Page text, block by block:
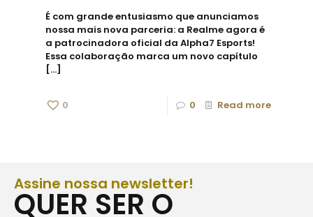
É com grande entusiasmo que anunciamos
nossa mais nova parceria: a Realme agora é
a patrocinadora oficial da Alpha7 Esports!
Essa colaboração marca um novo capítulo
[…]
0 0 Read more
Assine nossa newsletter!
QUER SER O